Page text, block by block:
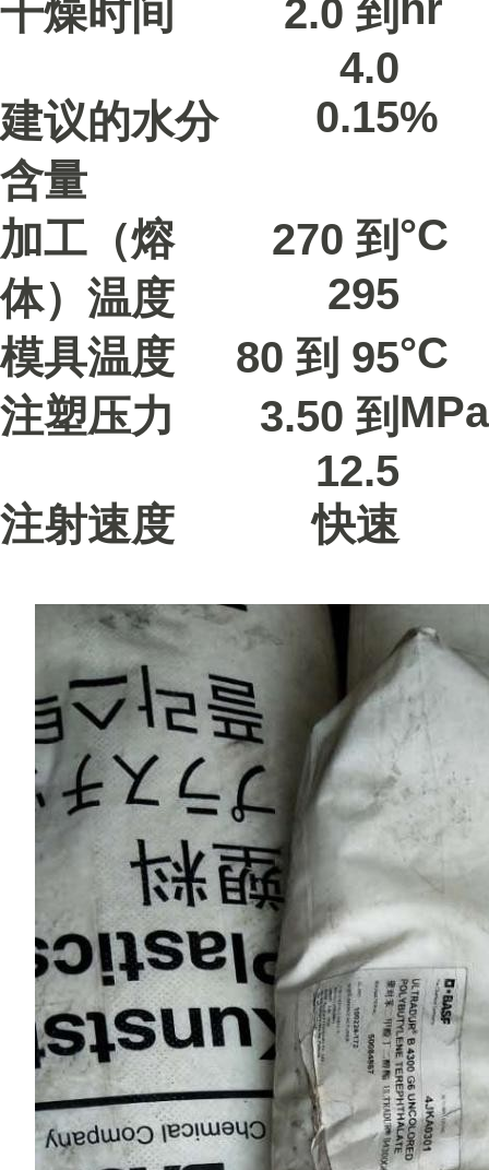
干燥时间
2.0 到
4.0
建议的水分
含量
0.15%
加工（熔
体）温度
270 到
295
°C
模具温度 80 到 95°C
注塑压力
3.50 到
12.5
MPa
注射速度 快速